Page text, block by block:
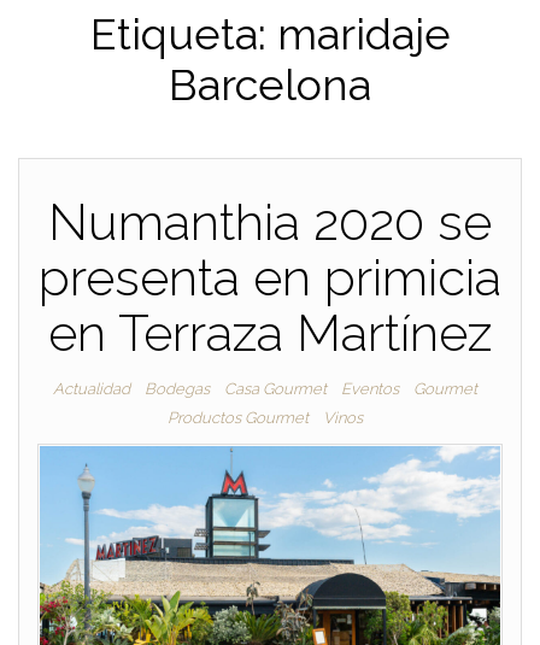
Etiqueta: maridaje
Barcelona
Numanthia 2020 se
presenta en primicia
en Terraza Martínez
Actualidad Bodegas Casa Gourmet Eventos
Gourmet
Productos Gourmet
Vinos